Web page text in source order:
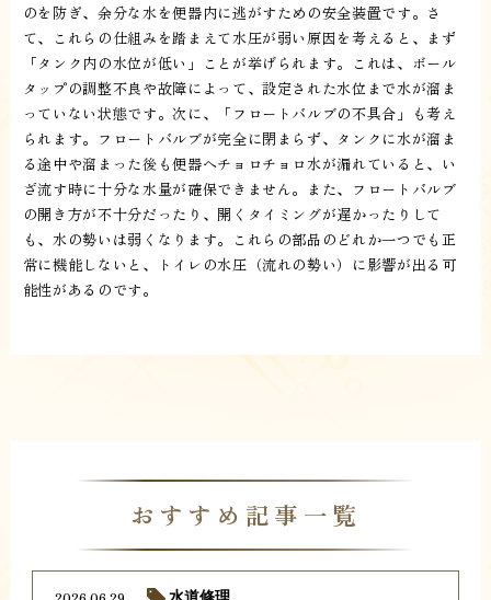
のを防ぎ、余分な水を便器内に逃がすための安全装置です。さ
て、これらの仕組みを踏まえて水圧が弱い原因を考えると、まず
「タンク内の水位が低い」ことが挙げられます。これは、ボール
タップの調整不良や故障によって、設定された水位まで水が溜ま
っていない状態です。次に、「フロートバルブの不具合」も考え
られます。フロートバルブが完全に閉まらず、タンクに水が溜ま
る途中や溜まった後も便器へチョロチョロ水が漏れていると、い
ざ流す時に十分な水量が確保できません。また、フロートバルブ
の開き方が不十分だったり、開くタイミングが遅かったりして
も、水の勢いは弱くなります。これらの部品のどれか一つでも正
常に機能しないと、トイレの水圧（流れの勢い）に影響が出る可
能性があるのです。
おすすめ記事一覧